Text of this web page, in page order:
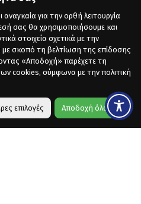
για την ορθή λειτουργία
σας θα χρησιμοποιήσουμε και
στοιχεία σχετικά με την
με σκοπό τη βελτίωση της επίδοσης
«Αποδοχή» παρέχετε τη
cookies, σύμφωνα με την πολιτική
επιλογές Αποδοχή όλων